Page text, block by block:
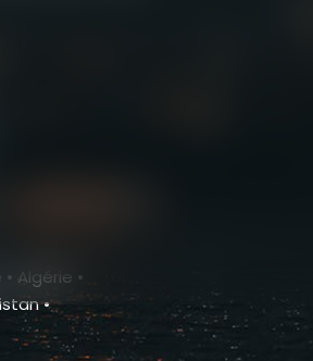
Algérie •
•